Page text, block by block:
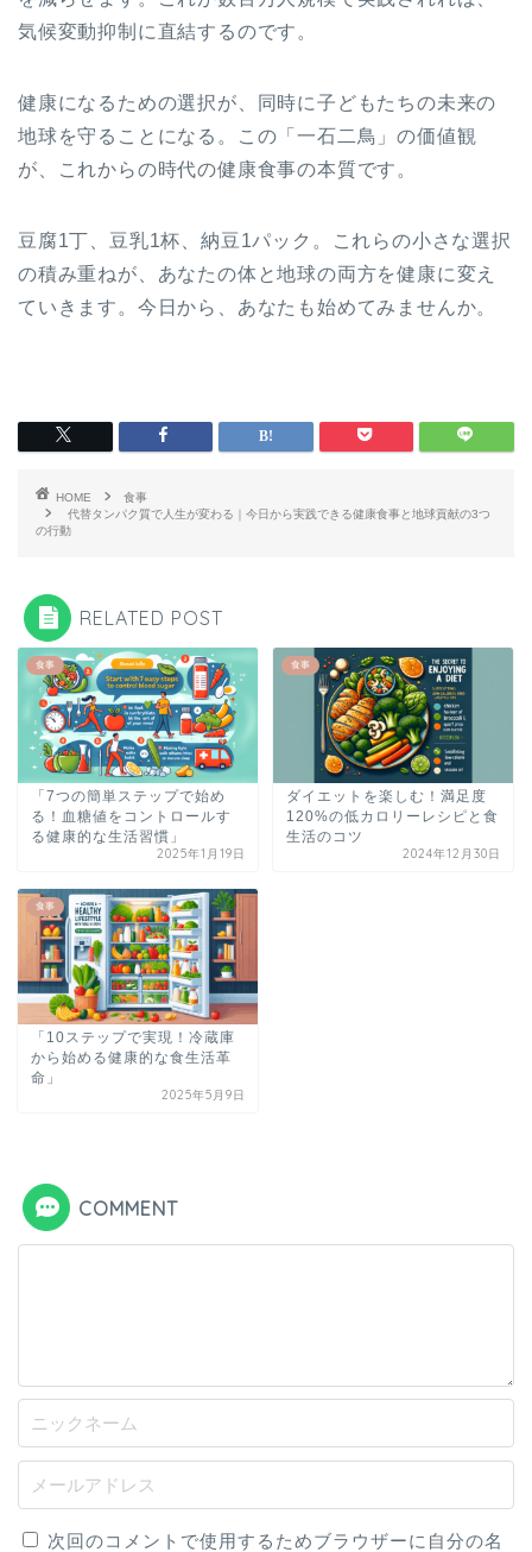
気候変動抑制に直結するのです。
健康になるための選択が、同時に子どもたちの未来の
地球を守ることになる。この「一石二鳥」の価値観
が、これからの時代の健康食事の本質です。
豆腐1丁、豆乳1杯、納豆1パック。これらの小さな選択
の積み重ねが、あなたの体と地球の両方を健康に変え
ていきます。今日から、あなたも始めてみませんか。
HOME
食事
代替タンパク質で人生が変わる｜今日から実践できる健康食事と地球貢献の3つ
の行動
RELATED POST
食事
「7つの簡単ステップで始め
る！血糖値をコントロールす
る健康的な生活習慣」
2025年1月19日
食事
ダイエットを楽しむ！満足度
120%の低カロリーレシピと食
生活のコツ
2024年12月30日
食事
「10ステップで実現！冷蔵庫
から始める健康的な食生活革
命」
2025年5月9日
COMMENT
次回のコメントで使用するためブラウザーに自分の名